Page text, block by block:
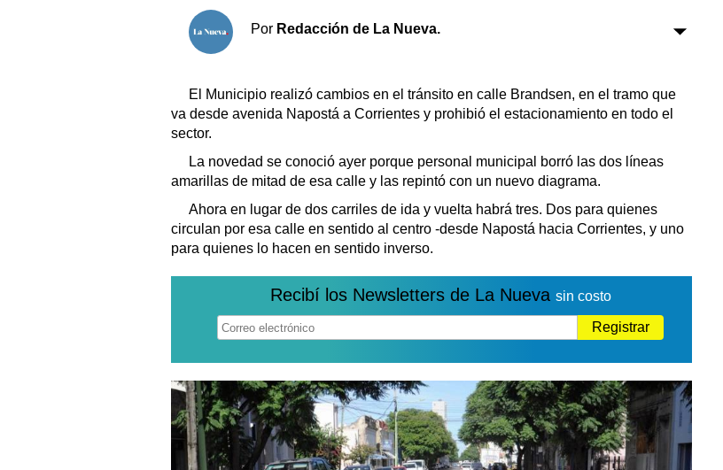
Horóscopo
Suplementos
Transportes
Loterías
Fúnebres
Edictos
Teléfonos de urgencia
Por Redacción de La Nueva.
El Municipio realizó cambios en el tránsito en calle Brandsen, en el tramo que
va desde avenida Napostá a Corrientes y prohibió el estacionamiento en todo el
sector.
La novedad se conoció ayer porque personal municipal borró las dos líneas
amarillas de mitad de esa calle y las repintó con un nuevo diagrama.
Ahora en lugar de dos carriles de ida y vuelta habrá tres. Dos para quienes
circulan por esa calle en sentido al centro -desde Napostá hacia Corrientes, y uno
para quienes lo hacen en sentido inverso.
Recibí los Newsletters de La Nueva sin costo
Registrar